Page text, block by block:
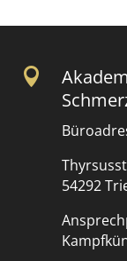

54292